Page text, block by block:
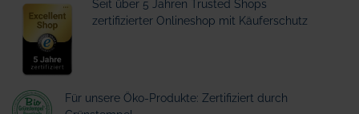
Seit über 5 Jahren Trusted Shops
zertifizierter Onlineshop mit Käuferschutz
Für unsere Öko-Produkte: Zertifiziert durch